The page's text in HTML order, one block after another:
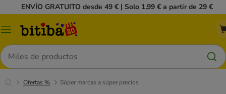
ENVÍO GRATUITO desde 49 € | Solo 1,99 € a partir de 29 €
Menú
Buscar
Ofertas % Súper marcas a súper precios